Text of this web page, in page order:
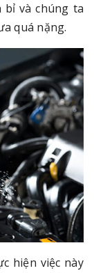
bỉ và chúng ta
quá nặng.
hiện việc này